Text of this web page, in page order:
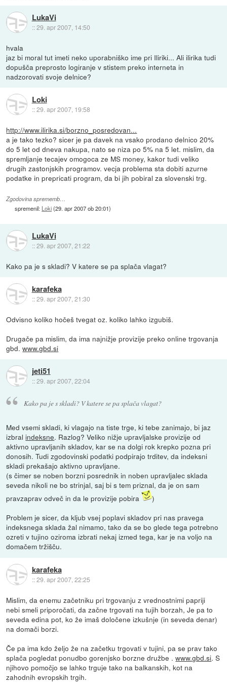
LukaVi
::29. apr 2007, 14:50
hvala
jaz bi moral tut imeti neko uporabniško ime pri Iliriki... Ali ilirika tudi
dopušča preprosto logiranje v stistem preko interneta in
nadzorovati svoje delnice?
Loki
::29. apr 2007, 19:58
http://www.ilirika.si/borzno_posredovan...
a je tako tezko? sicer je pa davek na vsako prodano delnico 20%
do 5 let od dneva nakupa, nato se niza po 5% na 5 let. mislim, da
spremljanje tecajev omogoca ze MS money, kakor tudi veliko
drugih zastonjskih programov. vecja problema sta dobiti azurne
podatke in prepricati program, da bi jih pobiral za slovenski trg.
Zgodovina sprememb…
spremenil: Loki(29. apr 2007 ob 20:01)
LukaVi
::29. apr 2007, 21:22
Kako pa je s skladi? V katere se pa splača vlagat?
karafeka
::29. apr 2007, 21:30
Odvisno koliko hočeš tvegat oz. koliko lahko izgubiš.
Drugače pa mislim, da ima najnižje provizije preko online trgovanja
gbd.www.gbd.si
jeti51
::29. apr 2007, 22:04
Kako pa je s skladi? V katere se pa splača vlagat?
Med vsemi skladi, ki vlagajo na tiste trge, ki tebe zanimajo, bi jaz
izbralindeksne. Razlog? Veliko nižje upravljalske provizije od
aktivno upravljanih skladov, kar se na dolgi rok krepko pozna pri
donosih. Tudi zgodovinski podatki podpirajo trditev, da indeksni
skladi prekašajo aktivno upravljane.
(s čimer se noben borzni posrednik in noben upravljalec sklada
seveda nikoli ne bo strinjal, saj bi s tem priznal, da je on sam
pravzaprav odveč in da le provizije pobira
)
Problem je sicer, da kljub vsej poplavi skladov pri nas pravega
indeksnega sklada žal nimamo, tako da se bo glede tega potrebno
ozreti v tujino oziroma izbrati nekaj izmed tega, kar je na voljo na
domačem tržišču.
karafeka
::29. apr 2007, 22:25
Mislim, da enemu začetniku pri trgovanju z vrednostnimi papriji
nebi smeli priporočati, da začne trgovati na tujih borzah, Je pa to
seveda edina pot, ko že imaš določene izkušnje (in seveda denar)
na domači borzi.
Če pa ima kdo željo že na začetku trgovati v tujini, pa se prav tako
splača pogledat ponudbo gorenjsko borzne družbe .www.gbd.si. S
njihovo pomočjo se lahko trguje tako na balkanskih, kot na
zahodnih evropskih trgih.